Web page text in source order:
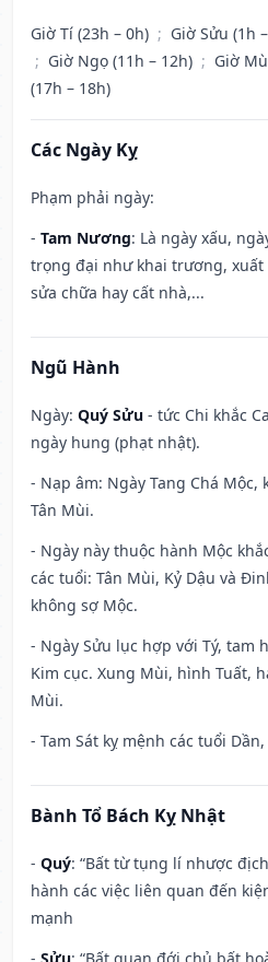
Giờ Tí (23h – 0h) ; Giờ Sửu (1h
; Giờ Ngọ (11h – 12h) ; Giờ
(17h – 18h)
Các Ngày Kỵ
Phạm phải ngày:
- Tam Nương: Là ngày xấu,
trọng đại như khai trương,
sửa chữa hay cất nhà,...
Ngũ Hành
Ngày: Quý Sửu - tức Chi khắc
ngày hung (phạt nhật).
- Nạp âm: Ngày Tang Chá
Tân Mùi.
- Ngày này thuộc hành Mộc
các tuổi: Tân Mùi, Kỷ Dậu và
không sợ Mộc.
- Ngày Sửu lục hợp với Tý, tam
Kim cục. Xung Mùi, hình Tuất,
Mùi.
- Tam Sát kỵ mệnh các tuổi
Bành Tổ Bách Kỵ Nhật
- Quý: “Bất từ tụng lí nhược
hành các việc liên quan đến
mạnh